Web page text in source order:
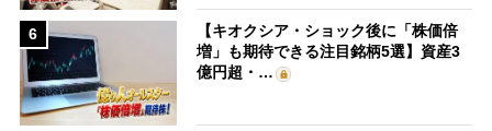
6
【キオクシア・ショック後に「株価倍
増」も期待できる注目銘柄5選】資産3
億円超・…